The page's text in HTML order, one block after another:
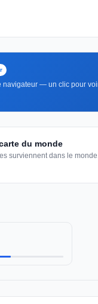
— un clic pour
du monde
surviennent dans le